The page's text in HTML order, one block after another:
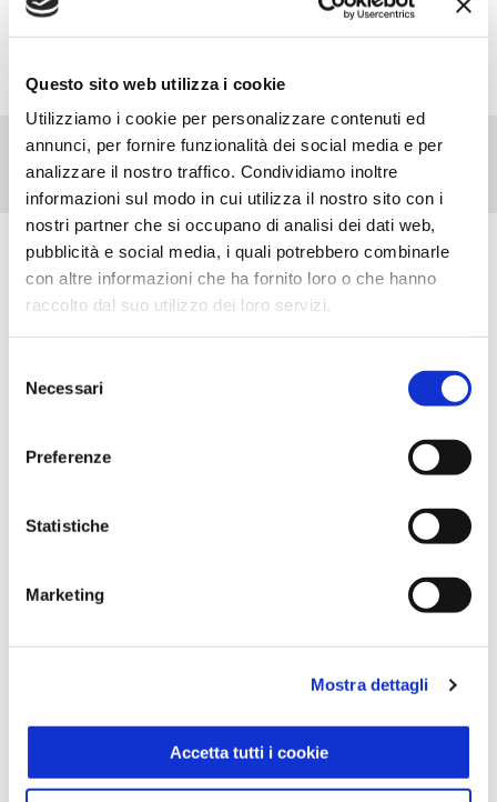
Questo sito web utilizza i cookie
Utilizziamo i cookie per personalizzare contenuti ed
annunci, per fornire funzionalità dei social media e per
analizzare il nostro traffico. Condividiamo inoltre
informazioni sul modo in cui utilizza il nostro sito con i
nostri partner che si occupano di analisi dei dati web,
pubblicità e social media, i quali potrebbero combinarle
con altre informazioni che ha fornito loro o che hanno
raccolto dal suo utilizzo dei loro servizi.
delNecessari
Preferenze
Statistiche
Marketing
Mostra dettagli
Accetta tutti i cookie
Scopri tutti i prodotti correlati